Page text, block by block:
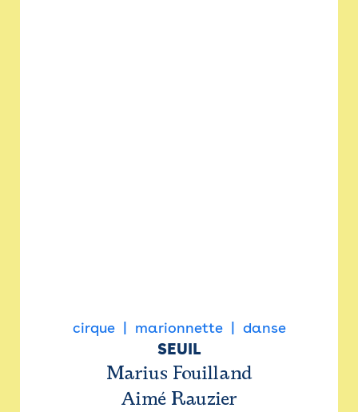
cirque marionnette danse
SEUIL
Marius Fouilland
Aimé Rauzier